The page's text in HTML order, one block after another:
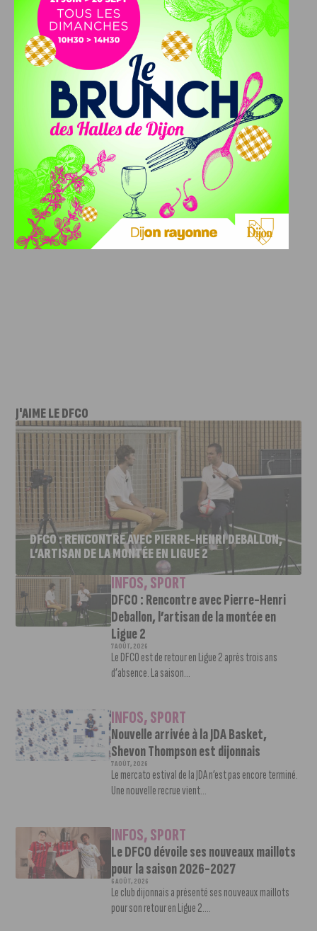
notre lien).
J'AIME LE DFCO
DFCO : RENCONTRE AVEC PIERRE-HENRI DEBALLON,
L’ARTISAN DE LA MONTÉE EN LIGUE 2
INFOS,SPORT
DFCO : Rencontre avec Pierre-Henri
Deballon, l’artisan de la montée en
Ligue 2
7 AOÛT, 2026
Le DFCO est de retour en Ligue 2 après trois ans
d’absence. La saison...
INFOS,SPORT
Nouvelle arrivée à la JDA Basket,
Shevon Thompson est dijonnais
7 AOÛT, 2026
Le mercato estival de la JDA n’est pas encore terminé.
Une nouvelle recrue vient...
INFOS,SPORT
Le DFCO dévoile ses nouveaux maillots
pour la saison 2026-2027
6 AOÛT, 2026
Le club dijonnais a présenté ses nouveaux maillots
pour son retour en Ligue 2....